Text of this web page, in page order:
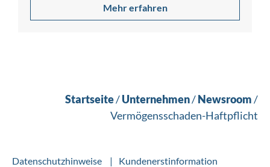
Mehr erfahren
Startseite/Unternehmen/Newsroom/
Vermögensschaden-Haftpflicht
Datenschutzhinweise
Kundenerstinformation